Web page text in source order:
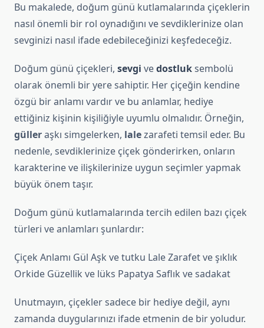
Bu makalede, doğum günü kutlamalarında çiçeklerin
nasıl önemli bir rol oynadığını ve sevdiklerinize olan
sevginizi nasıl ifade edebileceğinizi keşfedeceğiz.
Doğum günü çiçekleri, sevgi vedostluksembolü
olarak önemli bir yere sahiptir. Her çiçeğin kendine
özgü bir anlamı vardır ve bu anlamlar, hediye
ettiğiniz kişinin kişiliğiyle uyumlu olmalıdır. Örneğin,
gülleraşkı simgelerken, lalezarafeti temsil eder. Bu
nedenle, sevdiklerinize çiçek gönderirken, onların
karakterine ve ilişkilerinize uygun seçimler yapmak
büyük önem taşır.
Doğum günü kutlamalarında tercih edilen bazı çiçek
türleri ve anlamları şunlardır:
Çiçek Anlamı Gül Aşk ve tutku Lale Zarafet ve şıklık
Orkide Güzellik ve lüks Papatya Saflık ve sadakat
Unutmayın, çiçekler sadece bir hediye değil, aynı
zamanda duygularınızı ifade etmenin de bir yoludur.